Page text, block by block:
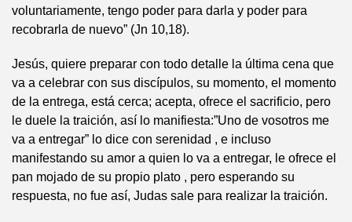
voluntariamente, tengo poder para darla y poder para
recobrarla de nuevo” (Jn 10,18).
Jesús, quiere preparar con todo detalle la última cena que
va a celebrar con sus discípulos, su momento, el momento
de la entrega, está cerca; acepta, ofrece el sacrificio, pero
le duele la traición, así lo manifiesta:”Uno de vosotros me
va a entregar” lo dice con serenidad , e incluso
manifestando su amor a quien lo va a entregar, le ofrece el
pan mojado de su propio plato , pero esperando su
respuesta, no fue así, Judas sale para realizar la traición.